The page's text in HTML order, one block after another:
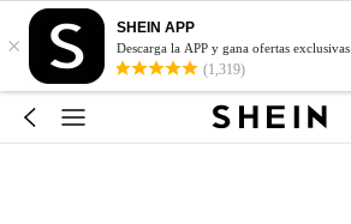
×
SHEIN APP
Descarga la APP y gana ofertas exclusivas
(1,319)